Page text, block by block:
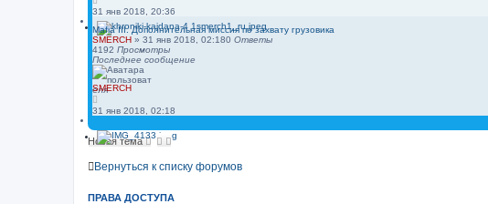
31 янв 2018, 20:36
Mafia III. Дополнительная миссия по захвату грузовика
SMERCH » 31 янв 2018, 02:180 Ответы
4192 Просмотры
Последнее сообщение
SMERCH
31 янв 2018, 02:18
Новая тема
Вернуться к списку форумов
ПРАВА ДОСТУПА